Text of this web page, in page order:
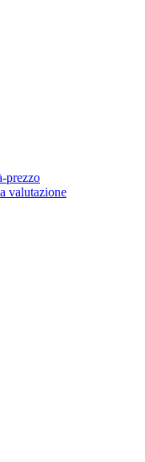
prezzo
valutazione